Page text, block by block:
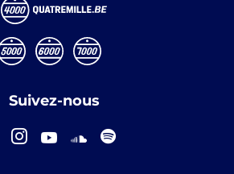
Suivez-nous